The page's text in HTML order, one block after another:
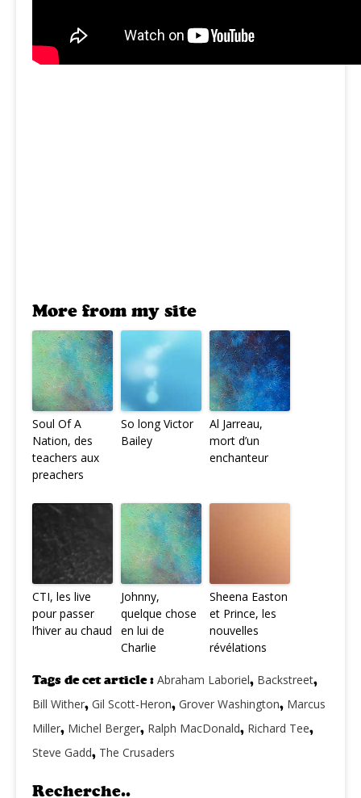
More from my site
Soul Of A
Nation, des
teachers aux
preachers
So long Victor
Bailey
Al Jarreau,
mort d’un
enchanteur
CTI, les live
pour passer
l’hiver au chaud
Johnny,
quelque chose
en lui de
Charlie
Sheena Easton
et Prince, les
nouvelles
révélations
Tags de cet article : Abraham Laboriel, Backstreet,
Bill Wither, Gil Scott-Heron, Grover Washington, Marcus
Miller, Michel Berger, Ralph MacDonald, Richard Tee,
Steve Gadd, The Crusaders
Recherche..